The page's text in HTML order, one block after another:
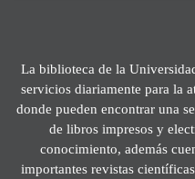
La biblioteca de la
servicios diariamente para la
donde pueden encontrar una
de libros impresos y
conocimiento, además
importantes revistas